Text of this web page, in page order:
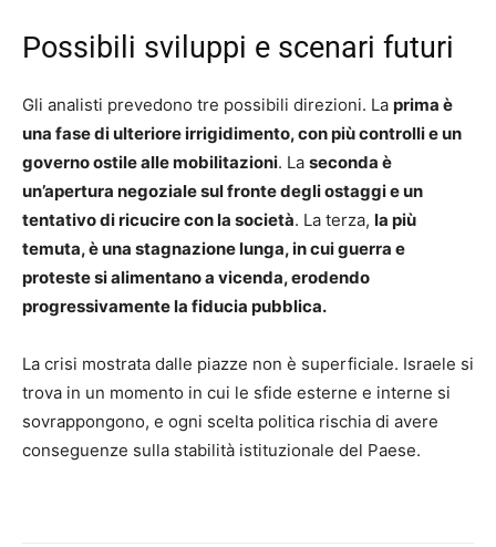
Possibili sviluppi e scenari futuri
Gli analisti prevedono tre possibili direzioni. La prima è
una fase di ulteriore irrigidimento, con più controlli e un
governo ostile alle mobilitazioni. La seconda è
un’apertura negoziale sul fronte degli ostaggi e un
tentativo di ricucire con la società. La terza, la più
temuta, è una stagnazione lunga, in cui guerra e
proteste si alimentano a vicenda, erodendo
progressivamente la fiducia pubblica.
La crisi mostrata dalle piazze non è superficiale. Israele si
trova in un momento in cui le sfide esterne e interne si
sovrappongono, e ogni scelta politica rischia di avere
conseguenze sulla stabilità istituzionale del Paese.